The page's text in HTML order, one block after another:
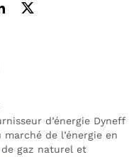
d’énergie Dyneff
de l’énergie en
gaz naturel et